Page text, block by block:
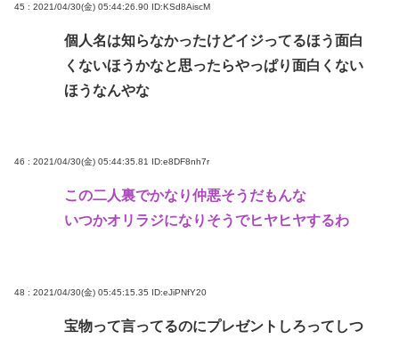
45 : 2021/04/30(金) 05:44:26.90 ID:KSd8AiscM
個人名は知らなかったけどイジってるほう面白
くないほうかなと思ったらやっぱり面白くない
ほうなんやな
46 : 2021/04/30(金) 05:44:35.81 ID:e8DF8nh7r
この二人裏でかなり仲悪そうだもんな
いつかオリラジになりそうでヒヤヒヤするわ
48 : 2021/04/30(金) 05:45:15.35 ID:eJiPNfY20
宝物って言ってるのにプレゼントしろってしつ